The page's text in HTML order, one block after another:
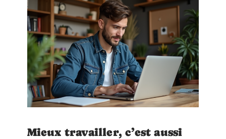
Mieux travailler, c’est aussi